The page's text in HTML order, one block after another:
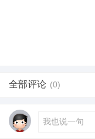
全部评论 (0)